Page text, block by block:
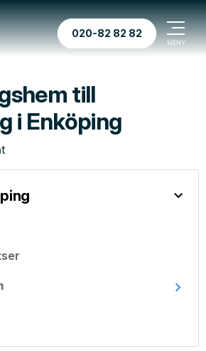
020-82 82 82
till
i Enköping